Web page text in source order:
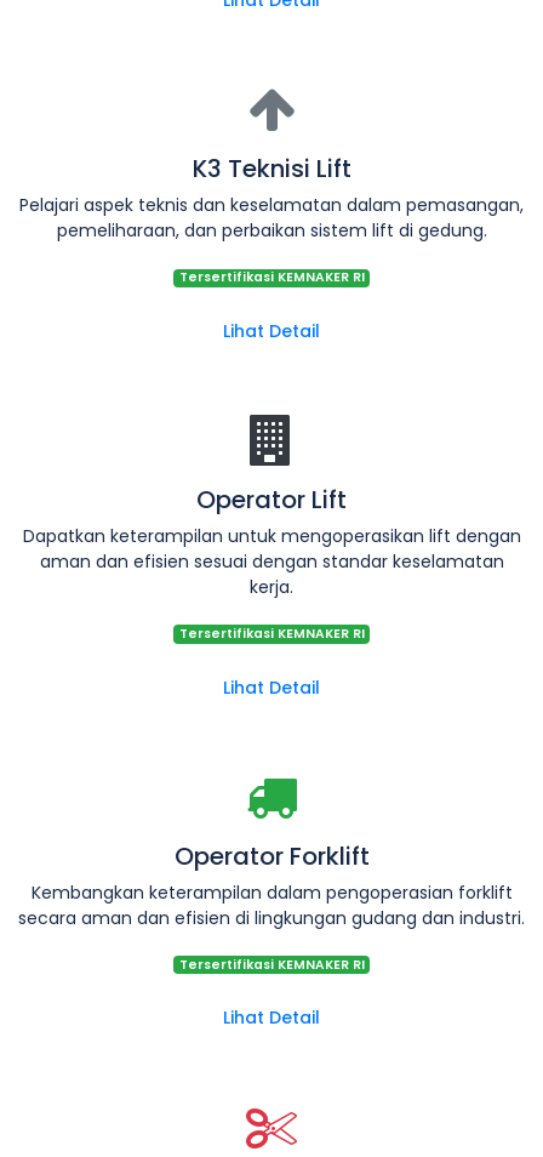
K3 Teknisi Lift
Pelajari aspek teknis dan keselamatan dalam pemasangan,
pemeliharaan, dan perbaikan sistem lift di gedung.
Tersertifikasi KEMNAKER RI
Lihat Detail
Operator Lift
Dapatkan keterampilan untuk mengoperasikan lift dengan
aman dan efisien sesuai dengan standar keselamatan
kerja.
Tersertifikasi KEMNAKER RI
Lihat Detail
Operator Forklift
Kembangkan keterampilan dalam pengoperasian forklift
secara aman dan efisien di lingkungan gudang dan industri.
Tersertifikasi KEMNAKER RI
Lihat Detail